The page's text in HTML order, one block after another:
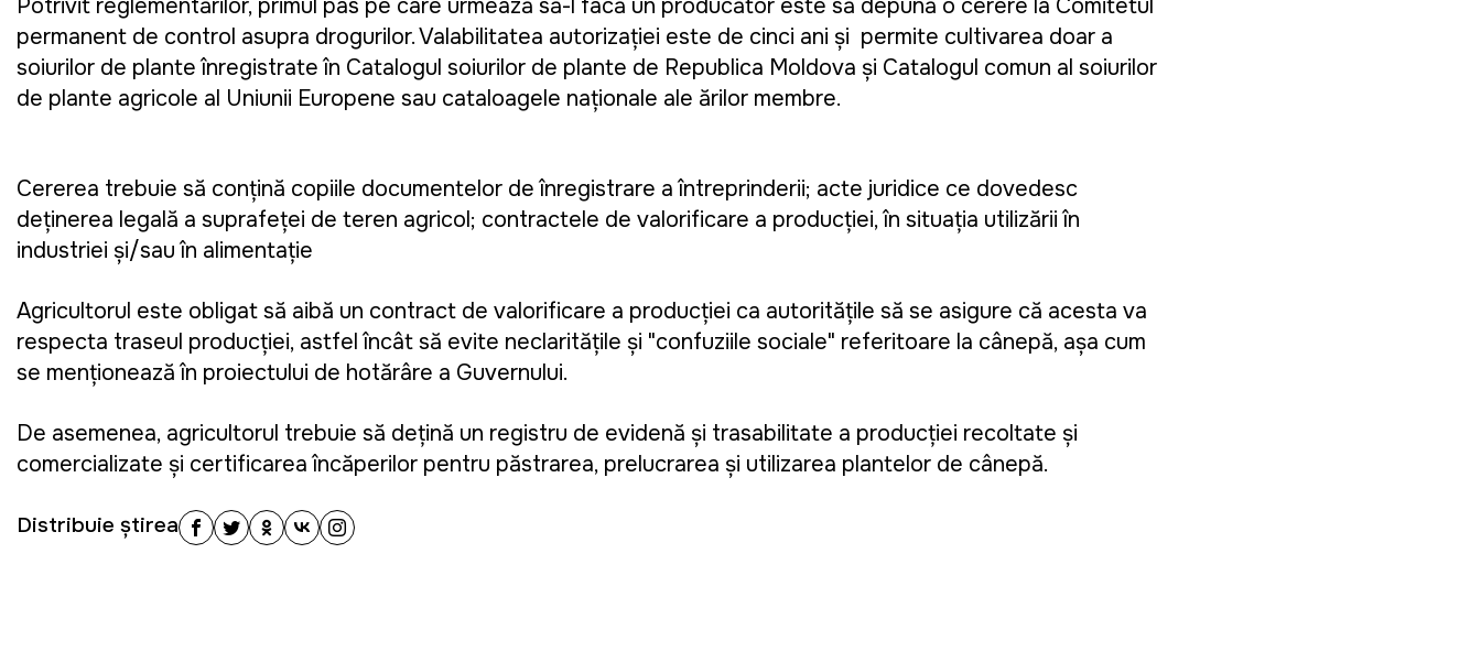
Potrivit reglementărilor, primul pas pe care urmează să-l facă un producător este să depună o cerere la Comitetul
permanent de control asupra drogurilor. Valabilitatea autorizației este de cinci ani și permite cultivarea doar a
soiurilor de plante înregistrate în Catalogul soiurilor de plante de Republica Moldova și Catalogul comun al soiurilor
de plante agricole al Uniunii Europene sau cataloagele naționale ale țărilor membre.
Cererea trebuie să conțină copiile documentelor de înregistrare a întreprinderii; acte juridice ce dovedesc
deținerea legală a suprafeței de teren agricol; contractele de valorificare a producției, în situația utilizării în
industriei și/sau în alimentație
Agricultorul este obligat să aibă un contract de valorificare a producției ca autoritățile să se asigure că acesta va
respecta traseul producției, astfel încât să evite neclaritățile și "confuziile sociale" referitoare la cânepă, așa cum
se menționează în proiectului de hotărâre a Guvernului.
De asemenea, agricultorul trebuie să dețină un registru de evidență și trasabilitate a producției recoltate și
comercializate şi certificarea încăperilor pentru păstrarea, prelucrarea și utilizarea plantelor de cânepă.
Distribuie știrea